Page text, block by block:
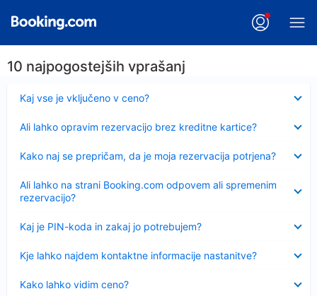
10 najpogostejših vprašanj
Kaj vse je vključeno v ceno?
Ali lahko opravim rezervacijo brez kreditne kartice?
Kako naj se prepričam, da je moja rezervacija potrjena?
Ali lahko na strani Booking.com odpovem ali spremenim
rezervacijo?
Kaj je PIN-koda in zakaj jo potrebujem?
Kje lahko najdem kontaktne informacije nastanitve?
Kako lahko vidim ceno?